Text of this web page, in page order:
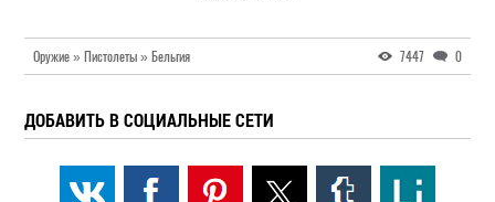
Оружие » Пистолеты » Бельгия 7447 0
ДОБАВИТЬ В СОЦИАЛЬНЫЕ СЕТИ